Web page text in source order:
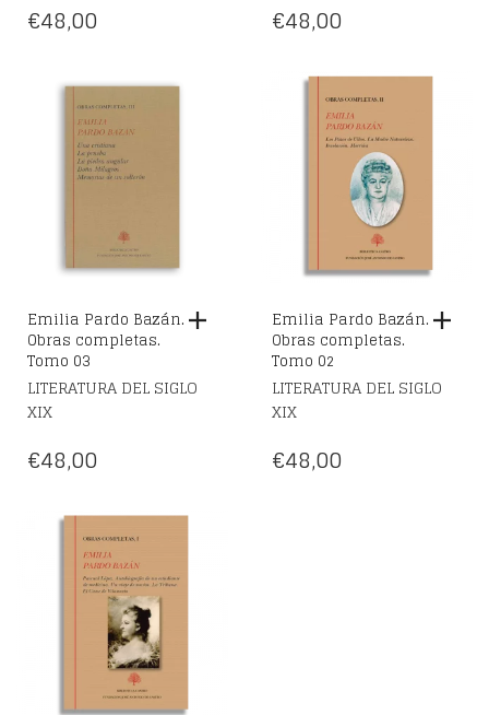
€48,00 €48,00
Emilia Pardo Bazán.
Obras completas.
Tomo 03
LITERATURA DEL SIGLO
XIX
€48,00
Emilia Pardo Bazán.
Obras completas.
Tomo 02
LITERATURA DEL SIGLO
XIX
€48,00